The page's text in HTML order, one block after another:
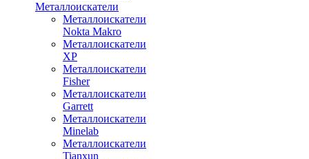
Металлоискатели
Металлоискатели
Nokta Makro
Металлоискатели
XP
Металлоискатели
Fisher
Металлоискатели
Garrett
Металлоискатели
Minelab
Металлоискатели
Tianxun